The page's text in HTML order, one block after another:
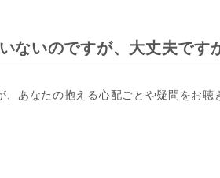
ないのですが、大丈夫です
あなたの抱える心配ごとや疑問をお